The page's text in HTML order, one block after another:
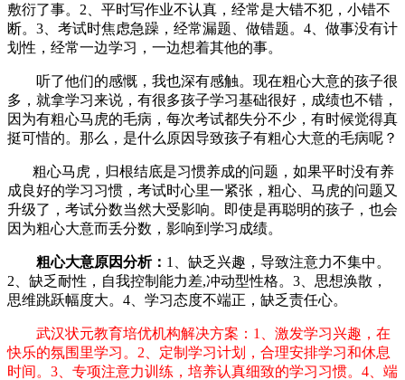
敷衍了事。2、平时写作业不认真，经常是大错不犯，小错不
断。3、考试时焦虑急躁，经常漏题、做错题。4、做事没有计
划性，经常一边学习，一边想着其他的事。
听了他们的感慨，我也深有感触。现在粗心大意的孩子很
多，就拿学习来说，有很多孩子学习基础很好，成绩也不错，
因为有粗心马虎的毛病，每次考试都失分不少，有时候觉得真
挺可惜的。那么，是什么原因导致孩子有粗心大意的毛病呢？
粗心马虎，归根结底是习惯养成的问题，如果平时没有养
成良好的学习习惯，考试时心里一紧张，粗心、马虎的问题又
升级了，考试分数当然大受影响。即使是再聪明的孩子，也会
因为粗心大意而丢分数，影响到学习成绩。
粗心大意原因分析： 1、缺乏兴趣，导致注意力不集中。
2、缺乏耐性，自我控制能力差,冲动型性格。3、思想涣散，
思维跳跃幅度大。4、学习态度不端正，缺乏责任心。
武汉状元教育培优机构解决方案：1、激发学习兴趣，在
快乐的氛围里学习。2、定制学习计划，合理安排学习和休息
时间。3、专项注意力训练，培养认真细致的学习习惯。4、端